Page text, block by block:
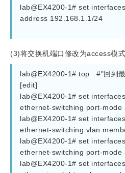
lab@EX4200-1# set
address 192.168.1.1/24
(3)将交换机端口修改为access模
lab@EX4200-1# top   #"回到
[edit]
lab@EX4200-1# set
ethernet-switching port-mode
lab@EX4200-1# set
ethernet-switching vlan
lab@EX4200-1# set
ethernet-switching port-mode
lab@EX4200-1# set